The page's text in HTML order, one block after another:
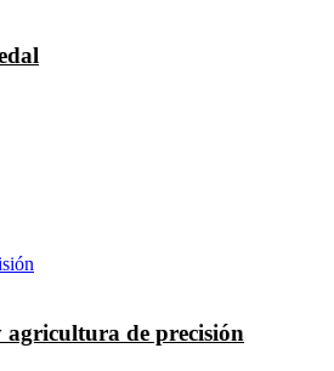
de precisión